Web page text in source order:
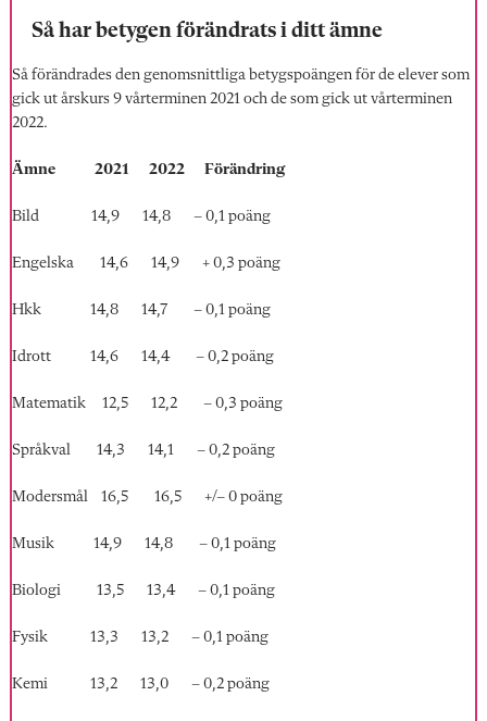
Så har betygen förändrats i ditt ämne
Så förändrades den genomsnittliga betygspoängen för de elever som
gick ut årskurs 9 vårterminen 2021 och de som gick ut vårterminen
2022.
Ämne 2021 2022 Förändring
Bild 14,9 14,8 – 0,1 poäng
Engelska 14,6 14,9 + 0,3 poäng
Hkk 14,8 14,7 – 0,1 poäng
Idrott 14,6 14,4 – 0,2 poäng
Matematik 12,5 12,2 – 0,3 poäng
Språkval 14,3 14,1 – 0,2 poäng
Modersmål 16,5 16,5 +/– 0 poäng
Musik 14,9 14,8 – 0,1 poäng
Biologi 13,5 13,4 – 0,1 poäng
Fysik 13,3 13,2 – 0,1 poäng
Kemi 13,2 13,0 – 0,2 poäng